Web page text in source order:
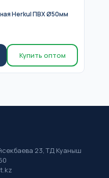
Herkul ПВХ Ø50мм
Купить оптом
23, ТД Куаныш